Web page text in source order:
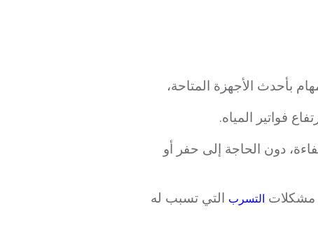
بأحدث الأجهزة المتاحة،
فواتير المياه.
دون الحاجة إلى حفر أو
مشكلات التسرب التي تسبب له